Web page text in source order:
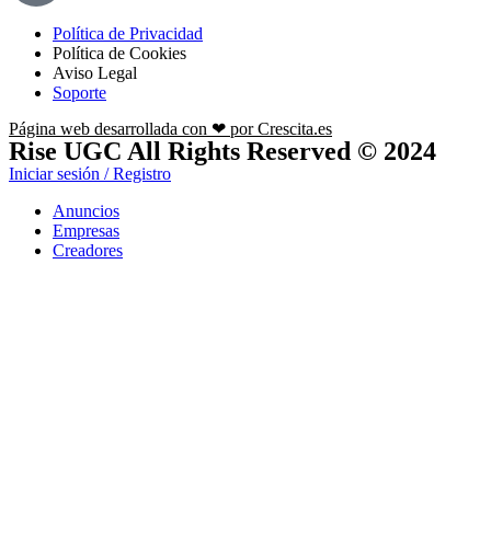
Política de Privacidad
Política de Cookies
Aviso Legal
Soporte
Página web desarrollada con ❤ por Crescita.es
Rise UGC All Rights Reserved © 2024
Iniciar sesión / Registro
Anuncios
Empresas
Creadores